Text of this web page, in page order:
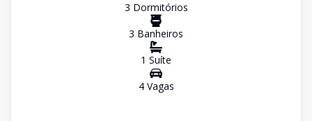
3 Dormitórios
3 Banheiros
1 Suíte
4Vagas